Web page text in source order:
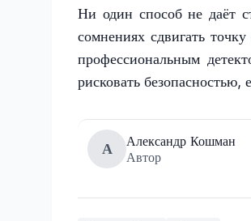
Ни один способ не даёт
сомнениях сдвигать
профессиональным
рисковать безопасностью,
А
Александр Кошман
Автор